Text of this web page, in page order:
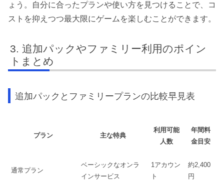
ょう。自分に合ったプランや使い方を見つけることで、コ
ストを抑えつつ最大限にゲームを楽しむことができます。
追加パックやファミリー利用のポイン
トまとめ
追加パックとファミリープランの比較早見表
プラン 主な特典
利用可能
人数
年間料
金目安
通常プラン
ベーシックなオンラ
インサービス
1アカウン
ト
約2,400
円